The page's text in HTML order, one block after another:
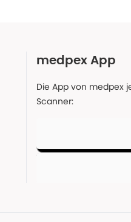
medpex App
Die App von medpex
Scanner: